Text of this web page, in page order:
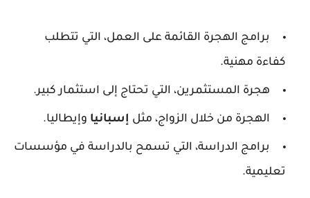
برامج الهجرة القائمة على العمل، التي تتطلب
كفاءة مهنية.
هجرة المستثمرين، التي تحتاج إلى استثمار كبير.
الهجرة من خلال الزواج، مثلإسبانياوإيطاليا.
برامج الدراسة، التي تسمح بالدراسة في مؤسسات
تعليمية.